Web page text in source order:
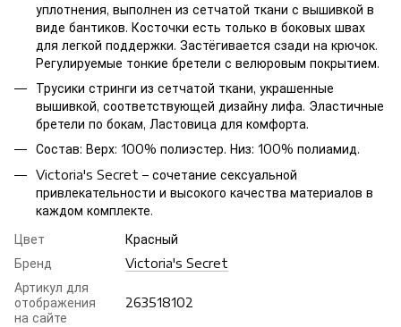
уплотнения, выполнен из сетчатой ​​ткани с вышивкой в ​​
виде бантиков. Косточки есть только в боковых швах
для легкой поддержки. Застёгивается сзади на крючок.
Регулируемые тонкие бретели с велюровым покрытием.
Трусики стринги из сетчатой ​​ткани, украшенные
вышивкой, соответствующей дизайну лифа. Эластичные
бретели по бокам, Ластовица для комфорта.
Состав: Верх: 100% полиэстер. Низ: 100% полиамид.
Victoria's Secret – сочетание сексуальной
привлекательности и высокого качества материалов в
каждом комплекте.
Цвет
Красный
Бренд
Victoria's Secret
Артикул для
отображения
на сайте
263518102